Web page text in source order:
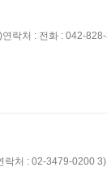
락처 : 전화 : 042-
처 : 02-3479-0200